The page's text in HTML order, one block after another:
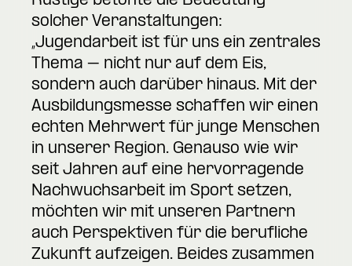
solcher Veranstaltungen:
„Jugendarbeit ist für uns ein zentrales
Thema – nicht nur auf dem Eis,
sondern auch darüber hinaus. Mit der
Ausbildungsmesse schaffen wir einen
echten Mehrwert für junge Menschen
in unserer Region. Genauso wie wir
seit Jahren auf eine hervorragende
Nachwuchsarbeit im Sport setzen,
möchten wir mit unseren Partnern
auch Perspektiven für die berufliche
Zukunft aufzeigen. Beides zusammen